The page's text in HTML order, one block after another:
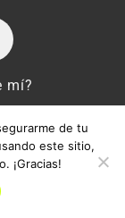
mí?
de tu
este sitio,
¡Gracias!